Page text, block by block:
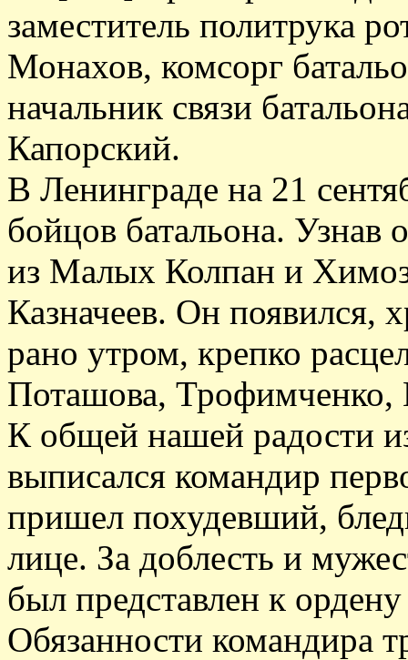
заместитель политрука
Монахов, комсорг
начальник связи
Капорский.
В Ленинграде на 21
бойцов батальона. Узнав
из Малых Колпан и
Казначеев. Он появился,
рано утром, крепко
Поташова, Трофимченко,
К общей нашей радости
выписался командир
пришел похудевший,
лице. За доблесть и
был представлен к
Обязанности командира